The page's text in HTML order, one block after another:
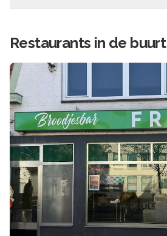
Restaurants in de buurt